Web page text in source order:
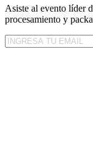
Asiste al evento líder
procesamiento y